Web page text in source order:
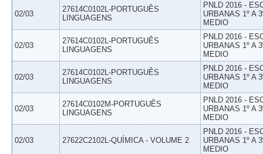
02/03
27614C0102L-PORTUGUÊS
LINGUAGENS
PNLD 2016 -
URBANAS 1º A
MEDIO
02/03
27614C0102L-PORTUGUÊS
LINGUAGENS
PNLD 2016 -
URBANAS 1º A
MEDIO
02/03
27614C0102L-PORTUGUÊS
LINGUAGENS
PNLD 2016 -
URBANAS 1º A
MEDIO
02/03
27614C0102M-PORTUGUÊS
LINGUAGENS
PNLD 2016 -
URBANAS 1º A
MEDIO
02/03 27622C2102L-QUÍMICA - VOLUME 2
PNLD 2016 -
URBANAS 1º A
MEDIO